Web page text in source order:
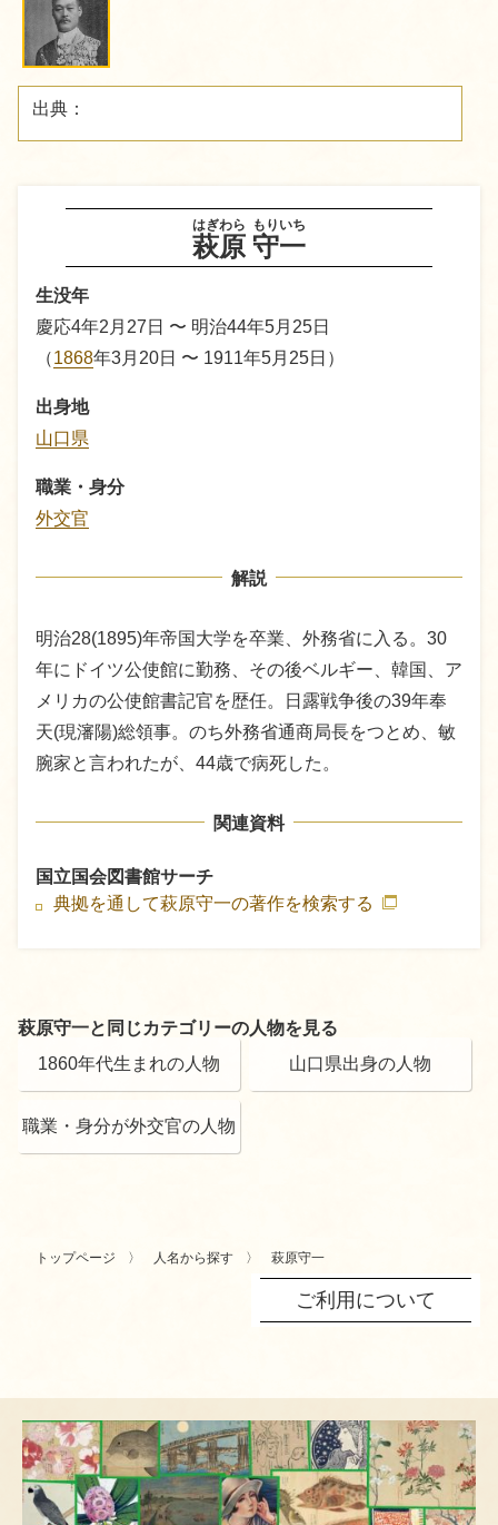
萩原
はぎわら
守一
もりいち
生没年
慶応4年2月27日 〜 明治44年5月25日
（1868年3月20日 〜 1911年5月25日）
出身地
山口県
職業・身分
外交官
解説
明治28(1895)年帝国大学を卒業、外務省に入る。30
年にドイツ公使館に勤務、その後ベルギー、韓国、ア
メリカの公使館書記官を歴任。日露戦争後の39年奉
天(現瀋陽)総領事。のち外務省通商局長をつとめ、敏
腕家と言われたが、44歳で病死した。
関連資料
国立国会図書館サーチ
典拠を通して萩原守一の著作を検索する
出典：
萩原守一と同じカテゴリーの人物を見る
1860年代生まれの人物
山口県出身の人物
職業・身分が外交官の人物
トップページ 人名から探す 萩原守一
ご利用について